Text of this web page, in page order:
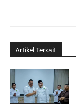
Warta Kuria KAM